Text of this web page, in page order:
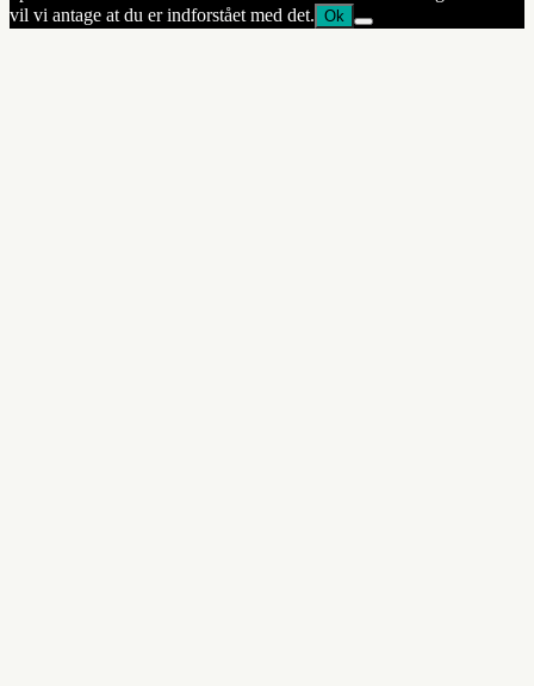
vil vi antage at du er indforstået med det. Ok